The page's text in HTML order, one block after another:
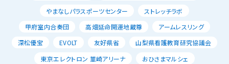
やまなしパラスポーツセンター
ストレッチラボ
甲府室内合奏団
高畑延命開運地蔵尊
アームレスリング
深松優宝
EVOLT 友好県省
山梨県看護教育研究協議会
東京エレクトロン 韮崎アリーナ
おひさまマルシェ